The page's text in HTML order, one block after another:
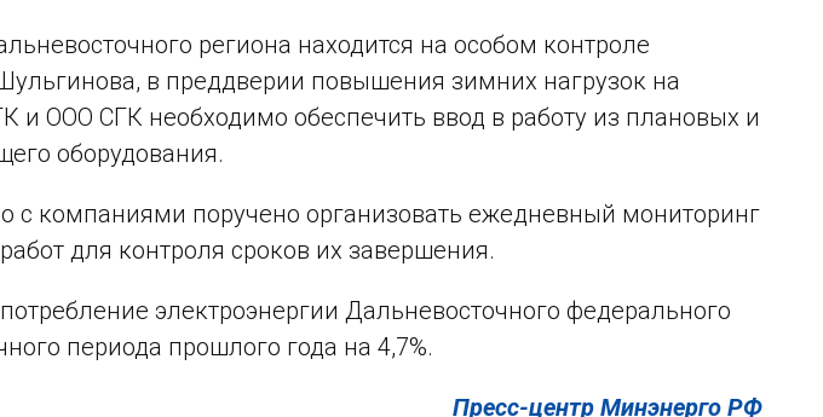
региона находится на особом контроле
в преддверии повышения зимних нагрузок на
и ООО СГК необходимо обеспечить ввод в работу из плановых и
оборудования.
с компаниями поручено организовать ежедневный мониторинг
для контроля сроков их завершения.
электроэнергии Дальневосточного федерального
периода прошлого года на 4,7%.
Пресс-центр Минэнерго РФ